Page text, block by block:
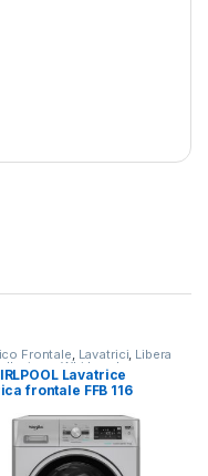
Frontale, Lavatrici, Libera
Whirlpool
Lavatrice
frontale FFB 116